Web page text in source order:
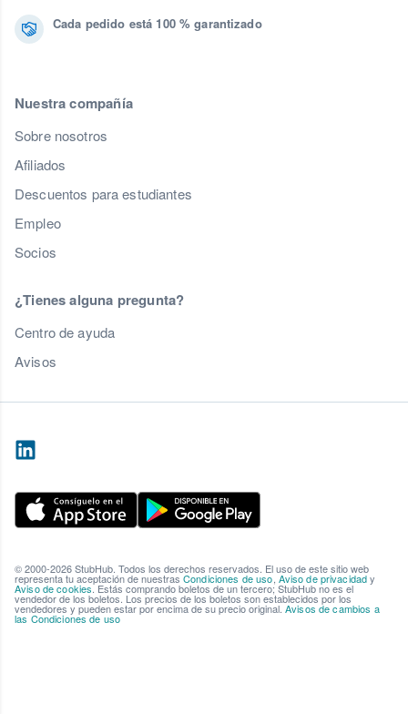
Cada pedido está 100 % garantizado
Nuestra compañía
Sobre nosotros
Afiliados
Descuentos para estudiantes
Empleo
Socios
¿Tienes alguna pregunta?
Centro de ayuda
Avisos
© 2000-2026 StubHub. Todos los derechos reservados. El uso de este sitio web
representa tu aceptación de nuestras Condiciones de uso, Aviso de privacidady
Aviso de cookies. Estás comprando boletos de un tercero; StubHub no es el
vendedor de los boletos. Los precios de los boletos son establecidos por los
vendedores y pueden estar por encima de su precio original. Avisos de cambios a
las Condiciones de uso